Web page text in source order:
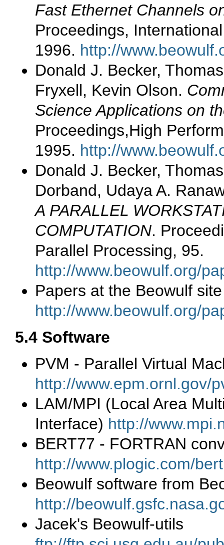
Fast Ethernet Channels
Proceedings,
1996. http://
Donald J. Becker,
Fryxell, Kevin Olson.
Science Applications on
Proceedings,High
1995. http://
Donald J. Becker,
Dorband, Udaya A.
A PARALLEL
COMPUTATION.
Parallel Processing, 95.
http://www.beowulf.org/
Papers at the Beowulf site
http://www.beowulf.org/
5.4 Software
PVM - Parallel Virtual
http://www.epm.ornl.gov/
LAM/MPI (Local Area
Interface) http://
BERT77 - FORTRAN
http://www.plogic.com/
Beowulf software from
http://
Jacek's Beowulf-utils